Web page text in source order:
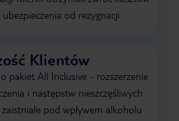
od rezygnacji
Klientów
pakiet All Inclusive - rozszerzenie
i następstw nieszczęśliwych
pod wpływem alkoholu